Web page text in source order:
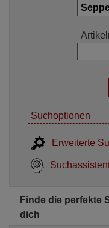
Suchoptionen
Erweiterte
Finde die perfekte
dich